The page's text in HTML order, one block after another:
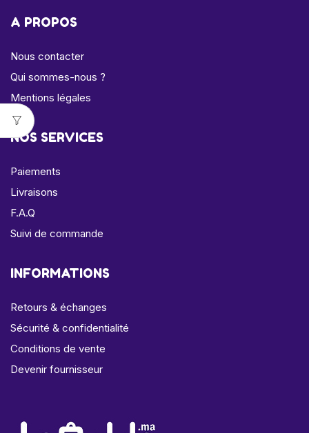
A PROPOS
Nous contacter
Qui sommes-nous ?
Mentions légales
NOS SERVICES
Paiements
Livraisons
F.A.Q
Suivi de commande
INFORMATIONS
Retours & échanges
Sécurité & confidentialité
Conditions de vente
Devenir fournisseur